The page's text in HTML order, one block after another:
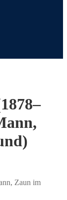
Zaun im